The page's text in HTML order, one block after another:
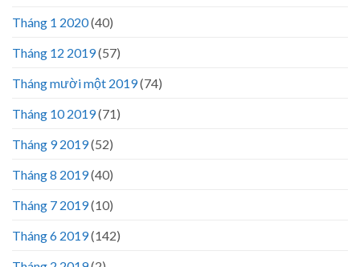
Tháng 1 2020(40)
Tháng 12 2019(57)
Tháng mười một 2019(74)
Tháng 10 2019(71)
Tháng 9 2019(52)
Tháng 8 2019(40)
Tháng 7 2019(10)
Tháng 6 2019(142)